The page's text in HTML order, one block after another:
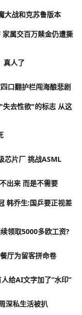
大战和克苏鲁版本
家属交百万赎金仍遭撕
真人了
口翻护栏闯海酿悲剧
失去性欲"的标志 从这
芯片厂 挑战ASML
出来 而是不需要
韩乔生:国乒要正视差
领取5000多欧工资?
厅为留客拼命卷
给AI文字加了“水印”
深私生活被扒